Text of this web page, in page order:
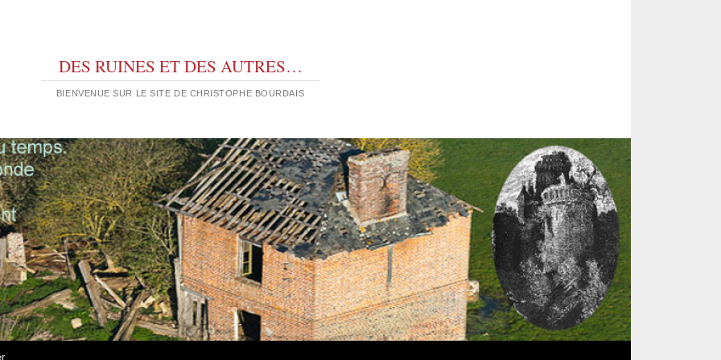
DES RUINES ET DES AUTRES…
BIENVENUE SUR LE SITE DE CHRISTOPHE BOURDAIS